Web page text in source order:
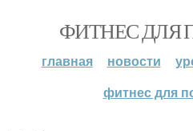
ФИТНЕС ДЛЯ
главная новости
фитнес для